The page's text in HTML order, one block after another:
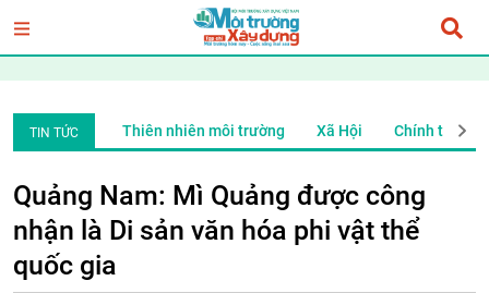
TIN TỨC
trị xã hội Thiên nhiên môi trường Xã Hội Chính trị xã
Quảng Nam: Mì Quảng được công
nhận là Di sản văn hóa phi vật thể
quốc gia